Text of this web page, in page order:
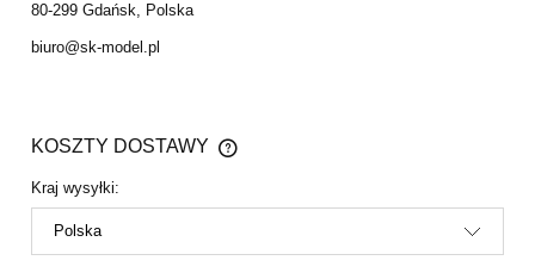
80-299 Gdańsk, Polska
biuro@sk-model.pl
KOSZTY DOSTAWY
CENA NIE ZAWIERA EWENTUALNYCH KOSZTÓW
PŁATNOŚCI
Kraj wysyłki: